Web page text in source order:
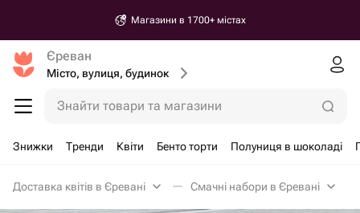
Магазини в 1700+ містах
Єреван
Місто, вулиця, будинок
Знайти товари та магазини
Знижки Тренди Квіти Бенто торти Полуниця в шоколаді
Доставка квітів в Єревані Смачні набори в Єревані